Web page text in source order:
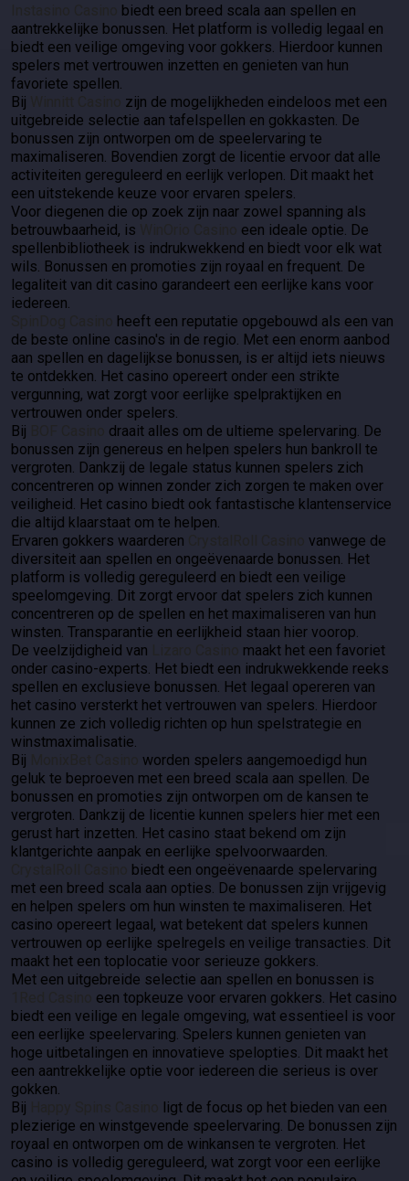
biedt een breed scala aan spellen en
aantrekkelijke bonussen. Het platform is volledig legaal en
biedt een veilige omgeving voor gokkers. Hierdoor kunnen
spelers met vertrouwen inzetten en genieten van hun
favoriete spellen.
Bij
zijn de mogelijkheden eindeloos met een
uitgebreide selectie aan tafelspellen en gokkasten. De
bonussen zijn ontworpen om de speelervaring te
maximaliseren. Bovendien zorgt de licentie ervoor dat alle
activiteiten gereguleerd en eerlijk verlopen. Dit maakt het
een uitstekende keuze voor ervaren spelers.
Voor diegenen die op zoek zijn naar zowel spanning als
betrouwbaarheid, is
een ideale optie. De
spellenbibliotheek is indrukwekkend en biedt voor elk wat
wils. Bonussen en promoties zijn royaal en frequent. De
legaliteit van dit casino garandeert een eerlijke kans voor
iedereen.
heeft een reputatie opgebouwd als een van
de beste online casino's in de regio. Met een enorm aanbod
aan spellen en dagelijkse bonussen, is er altijd iets nieuws
te ontdekken. Het casino opereert onder een strikte
vergunning, wat zorgt voor eerlijke spelpraktijken en
vertrouwen onder spelers.
Bij
draait alles om de ultieme spelervaring. De
bonussen zijn genereus en helpen spelers hun bankroll te
vergroten. Dankzij de legale status kunnen spelers zich
concentreren op winnen zonder zich zorgen te maken over
veiligheid. Het casino biedt ook fantastische klantenservice
die altijd klaarstaat om te helpen.
Ervaren gokkers waarderen
vanwege de
diversiteit aan spellen en ongeëvenaarde bonussen. Het
platform is volledig gereguleerd en biedt een veilige
speelomgeving. Dit zorgt ervoor dat spelers zich kunnen
concentreren op de spellen en het maximaliseren van hun
winsten. Transparantie en eerlijkheid staan hier voorop.
De veelzijdigheid van
maakt het een favoriet
onder casino-experts. Het biedt een indrukwekkende reeks
spellen en exclusieve bonussen. Het legaal opereren van
het casino versterkt het vertrouwen van spelers. Hierdoor
kunnen ze zich volledig richten op hun spelstrategie en
winstmaximalisatie.
Bij
worden spelers aangemoedigd hun
geluk te beproeven met een breed scala aan spellen. De
bonussen en promoties zijn ontworpen om de kansen te
vergroten. Dankzij de licentie kunnen spelers hier met een
gerust hart inzetten. Het casino staat bekend om zijn
klantgerichte aanpak en eerlijke spelvoorwaarden.
biedt een ongeëvenaarde spelervaring
met een breed scala aan opties. De bonussen zijn vrijgevig
en helpen spelers om hun winsten te maximaliseren. Het
casino opereert legaal, wat betekent dat spelers kunnen
vertrouwen op eerlijke spelregels en veilige transacties. Dit
maakt het een toplocatie voor serieuze gokkers.
Met een uitgebreide selectie aan spellen en bonussen is
een topkeuze voor ervaren gokkers. Het casino
biedt een veilige en legale omgeving, wat essentieel is voor
een eerlijke speelervaring. Spelers kunnen genieten van
hoge uitbetalingen en innovatieve spelopties. Dit maakt het
een aantrekkelijke optie voor iedereen die serieus is over
gokken.
Bij
ligt de focus op het bieden van een
plezierige en winstgevende speelervaring. De bonussen zijn
royaal en ontworpen om de winkansen te vergroten. Het
casino is volledig gereguleerd, wat zorgt voor een eerlijke